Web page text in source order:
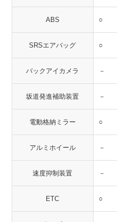
ABS ○
SRSエアバッグ ○
バックアイカメラ －
坂道発進補助装置 －
電動格納ミラー ○
アルミホイール －
速度抑制装置 －
ETC ○